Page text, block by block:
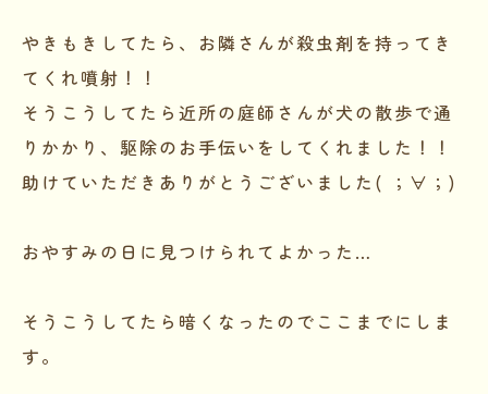
やきもきしてたら、お隣さんが殺虫剤を持ってき
てくれ噴射！！
そうこうしてたら近所の庭師さんが犬の散歩で通
りかかり、駆除のお手伝いをしてくれました！！
助けていただきありがとうございました( ；∀；)
おやすみの日に見つけられてよかった…
そうこうしてたら暗くなったのでここまでにしま
す。